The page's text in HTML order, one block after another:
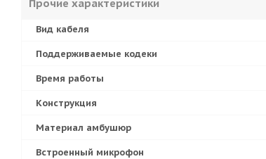
Прочие характеристики
Вид кабеля
Поддерживаемые кодеки
Время работы
Конструкция
Материал амбушюр
Встроенный микрофон